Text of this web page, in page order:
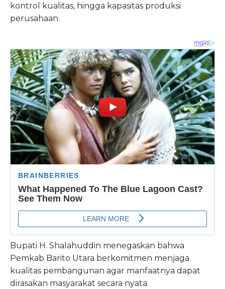
kontrol kualitas, hingga kapasitas produksi
perusahaan.
Bupati H. Shalahuddin menegaskan bahwa
Pemkab Barito Utara berkomitmen menjaga
kualitas pembangunan agar manfaatnya dapat
dirasakan masyarakat secara nyata.